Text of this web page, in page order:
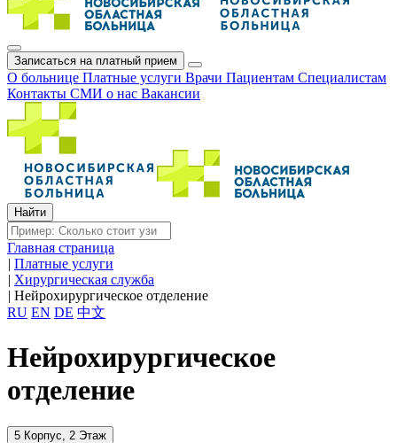
Записаться на платный прием
О больнице Платные услуги Врачи Пациентам Специалистам
Контакты СМИ о нас Вакансии
Главная страница
| Платные услуги
| Хирургическая служба
| Нейрохирургическое отделение
RU EN DE 中文
Нейрохирургическое
отделение
5 Корпус, 2 Этаж